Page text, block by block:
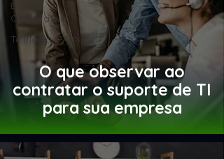
E-mail
Corporativo
Telefonia/PABX
O que observar ao
contratar o suporte de TI
para sua empresa